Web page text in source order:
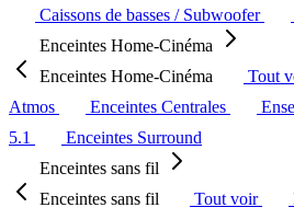
Caissons de basses / Subwoofer
Enceintes Home-Cinéma
Enceintes Home-Cinéma
Tout
Atmos
Enceintes Centrales
5.1
Enceintes Surround
Enceintes sans fil
Enceintes sans fil
Tout voir